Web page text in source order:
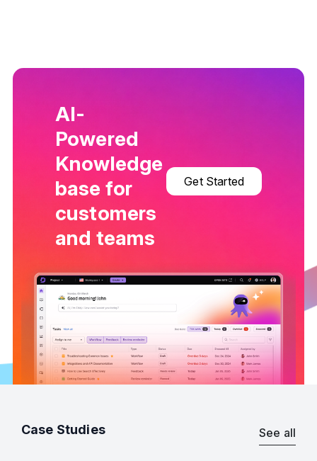
AI-
Powered
Knowledge
base for
customers
and teams
Get Started
Case Studies See all